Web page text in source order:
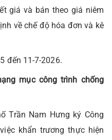
giá và bán theo giá niêm
về chế độ hóa đơn và kê
đến 11-7-2026.
mục công trình chống
Trần Nam Hưng ký Công
khẩn trương thực hiện